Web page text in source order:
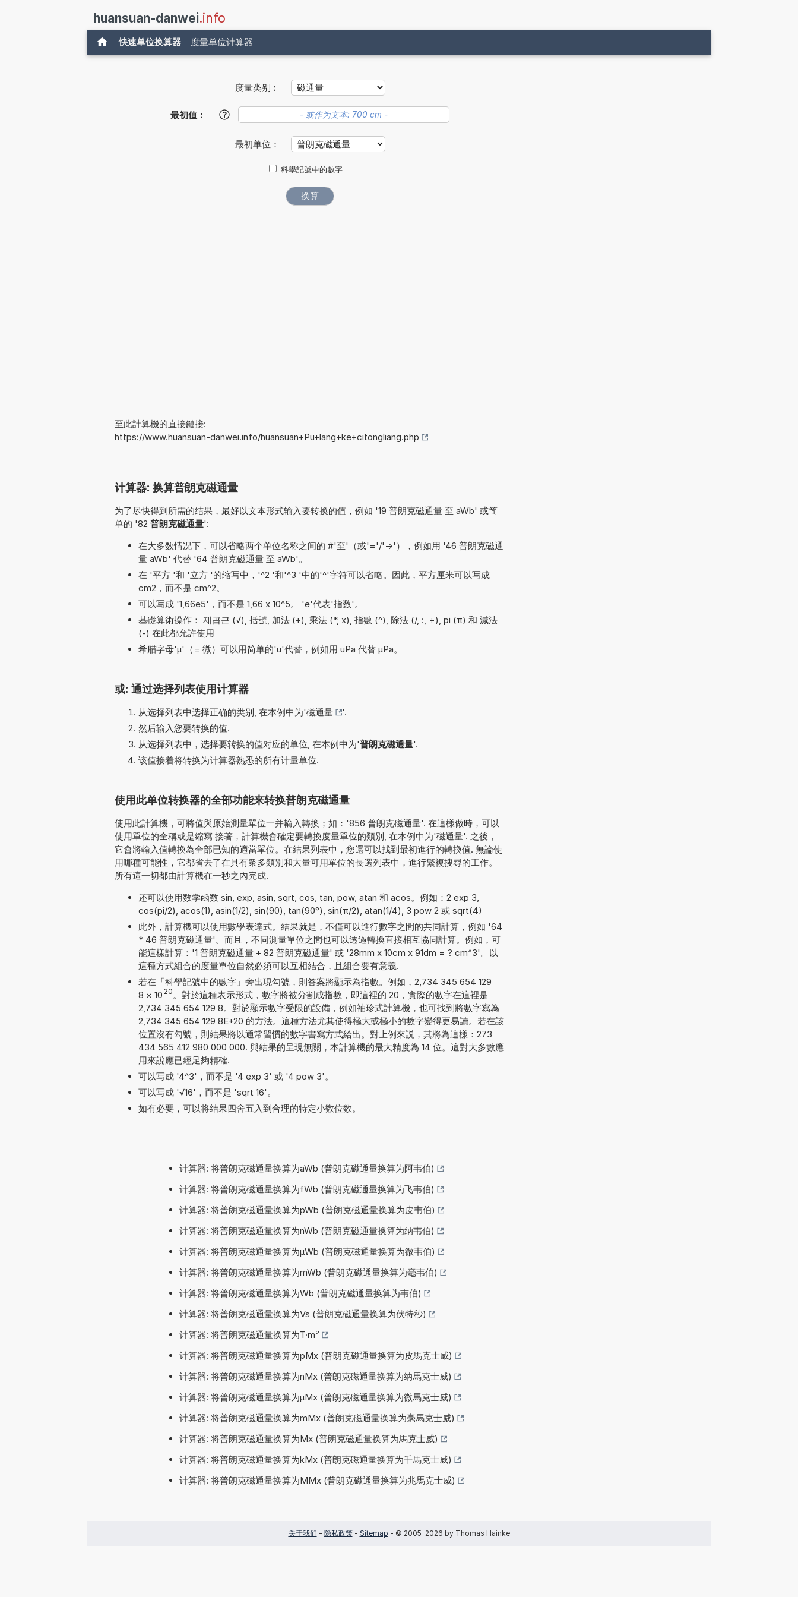
huansuan-danwei.info
快速单位换算器 度量单位计算器
度量类别︰
最初值： ?
最初单位：
科學記號中的數字
至此計算機的直接鏈接:
https://www.huansuan-danwei.info/huansuan+Pu+lang+ke+citongliang.php
计算器: 换算普朗克磁通量
为了尽快得到所需的结果，最好以文本形式输入要转换的值，例如 '19 普朗克磁通量 至 aWb' 或简
单的 '82 普朗克磁通量':
在大多数情况下，可以省略两个单位名称之间的 #'至'（或'='/'->'），例如用 '46 普朗克磁通
量 aWb' 代替 '64 普朗克磁通量 至 aWb'。
在 '平方 '和 '立方 '的缩写中，'^2 '和'^3 '中的'^'字符可以省略。因此，平方厘米可以写成
cm2，而不是 cm^2。
可以写成 '1,66e5'，而不是 1,66 x 10^5。 'e'代表'指数'。
基礎算術操作： 제곱근 (√), 括號, 加法 (+), 乘法 (*, x), 指數 (^), 除法 (/, :, ÷), pi (π) 和 減法
(-) 在此都允許使用
希腊字母'µ'（= 微）可以用简单的'u'代替，例如用 uPa 代替 µPa。
或: 通过选择列表使用计算器
从选择列表中选择正确的类别, 在本例中为'磁通量
'.
然后输入您要转换的值.
从选择列表中，选择要转换的值对应的单位, 在本例中为'普朗克磁通量'.
该值接着将转换为计算器熟悉的所有计量单位.
使用此单位转换器的全部功能来转换普朗克磁通量
使用此計算機，可將值與原始測量單位一并輸入轉換；如：'856 普朗克磁通量'. 在這樣做時，可以
使用單位的全稱或是縮寫 接著，計算機會確定要轉換度量單位的類別, 在本例中为'磁通量'. 之後，
它會將輸入值轉換為全部已知的適當單位。在結果列表中，您還可以找到最初進行的轉換值. 無論使
用哪種可能性，它都省去了在具有衆多類別和大量可用單位的長選列表中，進行繁複搜尋的工作。
所有這一切都由計算機在一秒之內完成.
还可以使用数学函数 sin, exp, asin, sqrt, cos, tan, pow, atan 和 acos。例如：2 exp 3,
cos(pi/2), acos(1), asin(1/2), sin(90), tan(90°), sin(π/2), atan(1/4), 3 pow 2 或 sqrt(4)
此外，計算機可以使用數學表達式。結果就是，不僅可以進行數字之間的共同計算，例如 '64
* 46 普朗克磁通量'。而且，不同測量單位之間也可以透過轉換直接相互協同計算。例如，可
能這樣計算：'1 普朗克磁通量 + 82 普朗克磁通量' 或 '28mm x 10cm x 91dm = ? cm^3'。以
這種方式組合的度量單位自然必須可以互相結合，且組合要有意義.
若在「科學記號中的數字」旁出現勾號，則答案將顯示為指數。例如，2,734 345 654 129
8 × 10 20 。對於這種表示形式，數字將被分割成指數，即這裡的 20，實際的數字在這裡是
2,734 345 654 129 8。對於顯示數字受限的設備，例如袖珍式計算機，也可找到將數字寫為
2,734 345 654 129 8E+20 的方法。這種方法尤其使得極大或極小的數字變得更易讀。若在該
位置沒有勾號，則結果將以通常習慣的數字書寫方式給出。對上例來説，其將為這樣：273
434 565 412 980 000 000. 與結果的呈現無關，本計算機的最大精度為 14 位。這對大多數應
用來說應已經足夠精確.
可以写成 '4^3'，而不是 '4 exp 3' 或 '4 pow 3'。
可以写成 '√16'，而不是 'sqrt 16'。
如有必要，可以将结果四舍五入到合理的特定小数位数。
计算器: 将普朗克磁通量换算为aWb (普朗克磁通量换算为阿韦伯)
计算器: 将普朗克磁通量换算为fWb (普朗克磁通量换算为飞韦伯)
计算器: 将普朗克磁通量换算为pWb (普朗克磁通量换算为皮韦伯)
计算器: 将普朗克磁通量换算为nWb (普朗克磁通量换算为纳韦伯)
计算器: 将普朗克磁通量换算为µWb (普朗克磁通量换算为微韦伯)
计算器: 将普朗克磁通量换算为mWb (普朗克磁通量换算为毫韦伯)
计算器: 将普朗克磁通量换算为Wb (普朗克磁通量换算为韦伯)
计算器: 将普朗克磁通量换算为Vs (普朗克磁通量换算为伏特秒)
计算器: 将普朗克磁通量换算为T·m²
计算器: 将普朗克磁通量换算为pMx (普朗克磁通量换算为皮馬克士威)
计算器: 将普朗克磁通量换算为nMx (普朗克磁通量换算为纳馬克士威)
计算器: 将普朗克磁通量换算为µMx (普朗克磁通量换算为微馬克士威)
计算器: 将普朗克磁通量换算为mMx (普朗克磁通量换算为毫馬克士威)
计算器: 将普朗克磁通量换算为Mx (普朗克磁通量换算为馬克士威)
计算器: 将普朗克磁通量换算为kMx (普朗克磁通量换算为千馬克士威)
计算器: 将普朗克磁通量换算为MMx (普朗克磁通量换算为兆馬克士威)
关于我们 - 隐私政策- Sitemap - © 2005-2026 by Thomas Hainke